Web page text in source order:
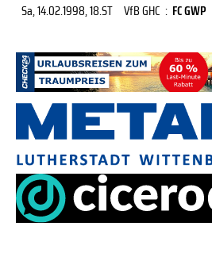
Sa, 14.02.1998, 18.ST VfB GHC : FC GWP